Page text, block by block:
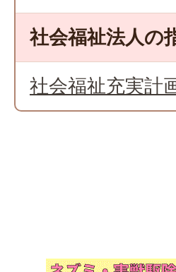
社会福祉法人の
社会福祉充実計